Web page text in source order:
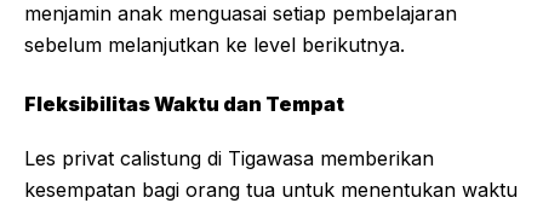
menjamin anak menguasai setiap pembelajaran
sebelum melanjutkan ke level berikutnya.
Fleksibilitas Waktu dan Tempat
Les privat calistung di Tigawasa memberikan
kesempatan bagi orang tua untuk menentukan waktu